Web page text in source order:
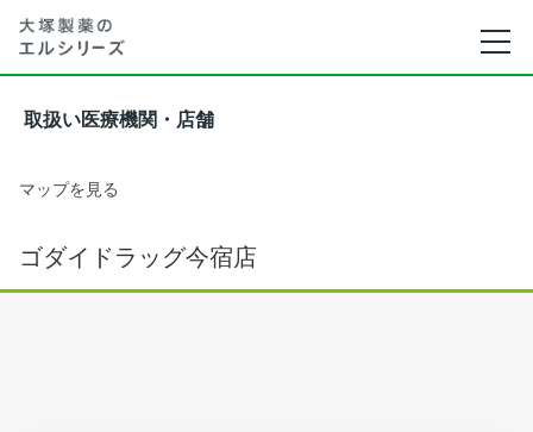
取扱い医療機関・店舗
マップを見る
ゴダイドラッグ今宿店